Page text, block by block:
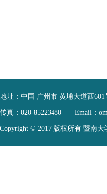
地址： 中国 广州市 黄埔大道西
传真： 020-85223480 Email：
Copyright © 2017 版权所有 暨南